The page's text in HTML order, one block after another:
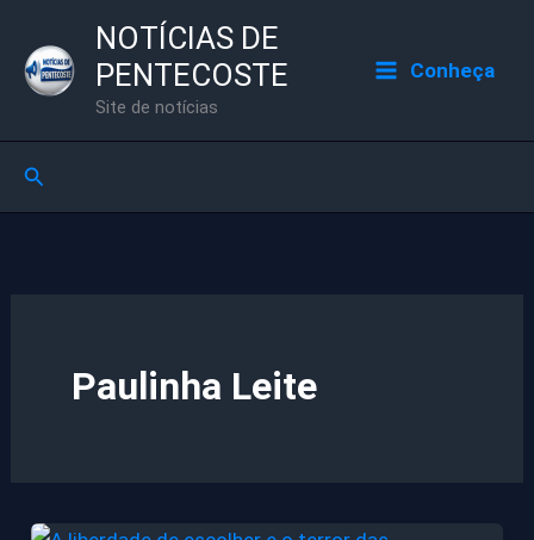
para
NOTÍCIAS DE
PENTECOSTE
Site de notícias
Conheça
Pesquisar
Paulinha Leite